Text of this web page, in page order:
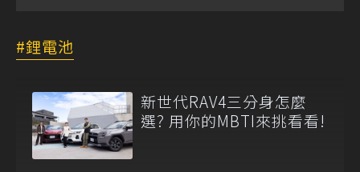
鋰電池
新世代RAV4三分身怎麼
選? 用你的MBTI來挑看看!